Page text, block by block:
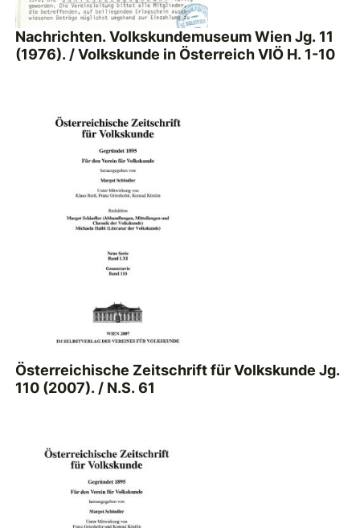
Nachrichten. Volkskundemuseum Wien Jg. 11
(1976). / Volkskunde in Österreich VIÖ H. 1-10
Österreichische Zeitschrift für Volkskunde Jg.
110 (2007). / N.S. 61